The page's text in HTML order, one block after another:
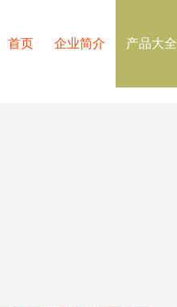
首页 企业简介 产品大全